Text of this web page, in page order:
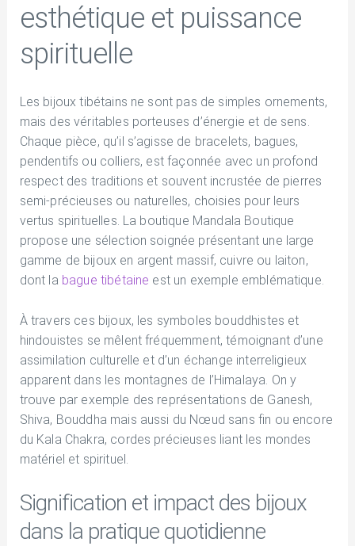
esthétique et puissance
spirituelle
Les bijoux tibétains ne sont pas de simples ornements,
mais des véritables porteuses d’énergie et de sens.
Chaque pièce, qu’il s’agisse de bracelets, bagues,
pendentifs ou colliers, est façonnée avec un profond
respect des traditions et souvent incrustée de pierres
semi-précieuses ou naturelles, choisies pour leurs
vertus spirituelles. La boutique Mandala Boutique
propose une sélection soignée présentant une large
gamme de bijoux en argent massif, cuivre ou laiton,
dont la bague tibétaine est un exemple emblématique.
À travers ces bijoux, les symboles bouddhistes et
hindouistes se mêlent fréquemment, témoignant d’une
assimilation culturelle et d’un échange interreligieux
apparent dans les montagnes de l’Himalaya. On y
trouve par exemple des représentations de Ganesh,
Shiva, Bouddha mais aussi du Nœud sans fin ou encore
du Kala Chakra, cordes précieuses liant les mondes
matériel et spirituel.
Signification et impact des bijoux
dans la pratique quotidienne